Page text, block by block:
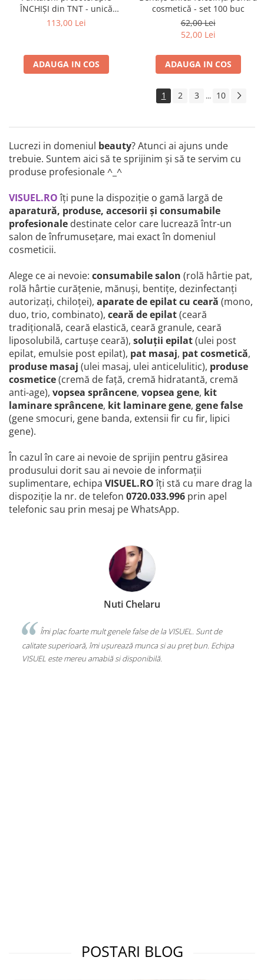
ÎNCHIȘI din TNT - unică
folosință - set 10 buc
113,00 Lei
ADAUGA IN COS
cosmetică - set 100 buc
62,00 Lei
52,00 Lei
ADAUGA IN COS
1 2 3 ... 10
Lucrezi in domeniul beauty? Atunci ai ajuns unde
trebuie. Suntem aici să te sprijinim și să te servim cu
produse profesionale ^_^
VISUEL.ROîți pune la dispoziție o gamă largă de
aparatură, produse, accesorii și consumabile
profesionale destinate celor care lucrează într-un
salon de înfrumusețare, mai exact în domeniul
cosmeticii.
Alege ce ai nevoie: consumabile salon (rolă hârtie pat,
rolă hârtie curățenie, mănuși, bentițe, dezinfectanți
autorizați, chiloței), aparate de epilat cu ceară (mono,
duo, trio, combinato), ceară de epilat(ceară
tradițională, ceară elastică, ceară granule, ceară
liposolubilă, cartușe ceară), soluții epilat(ulei post
epilat, emulsie post epilat), pat masaj, pat cosmetică,
produse masaj (ulei masaj, ulei anticelulitic), produse
cosmetice(cremă de față, cremă hidratantă, cremă
anti-age), vopsea sprâncene, vopsea gene, kit
laminare sprâncene, kit laminare gene, gene false
(gene smocuri, gene banda, extensii fir cu fir, lipici
gene).
În cazul în care ai nevoie de sprijin pentru găsirea
produsului dorit sau ai nevoie de informații
suplimentare, echipa VISUEL.ROîți stă cu mare drag la
dispoziție la nr. de telefon 0720.033.996 prin apel
telefonic sau prin mesaj pe WhatsApp.
Nuti Chelaru
Îmi plac foarte mult genele false de la VISUEL. Sunt de
calitate superioară, îmi ușurează munca si au preț bun. Echipa
VISUEL este mereu amabiă si disponibilă.
POSTARI BLOG